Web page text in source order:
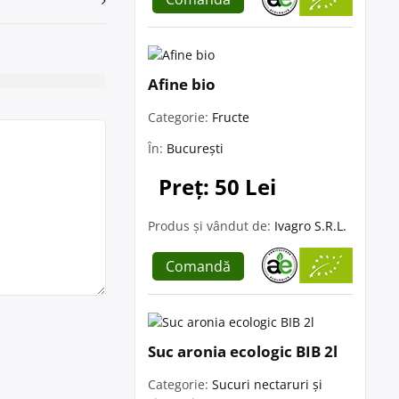
Afine bio
Categorie: Fructe
În: București
Preț: 50 Lei
Produs și vândut de: Ivagro S.R.L.
Comandă
Suc aronia ecologic BIB 2l
Categorie: Sucuri nectaruri și